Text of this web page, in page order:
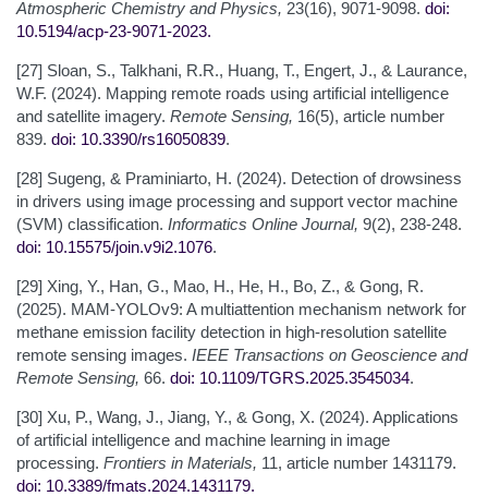
Atmospheric Chemistry and Physics, 23(16), 9071-9098. doi:
10.5194/acp-23-9071-2023.
[27] Sloan, S., Talkhani, R.R., Huang, T., Engert, J., & Laurance,
W.F. (2024). Mapping remote roads using artificial intelligence
and satellite imagery. Remote Sensing, 16(5), article number
839. doi: 10.3390/rs16050839.
[28] Sugeng, & Praminiarto, H. (2024). Detection of drowsiness
in drivers using image processing and support vector machine
(SVM) classification. Informatics Online Journal, 9(2), 238-248.
doi: 10.15575/join.v9i2.1076.
[29] Xing, Y., Han, G., Mao, H., He, H., Bo, Z., & Gong, R.
(2025). MAM-YOLOv9: A multiattention mechanism network for
methane emission facility detection in high-resolution satellite
remote sensing images. IEEE Transactions on Geoscience and
Remote Sensing, 66. doi: 10.1109/TGRS.2025.3545034.
[30] Xu, P., Wang, J., Jiang, Y., & Gong, X. (2024). Applications
of artificial intelligence and machine learning in image
processing. Frontiers in Materials, 11, article number 1431179.
doi: 10.3389/fmats.2024.1431179.